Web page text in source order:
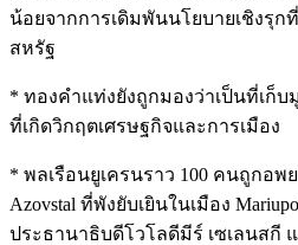
น้อยจากการเดิมพันนโยบายเชิงรุก
สหรัฐ
* ทองคำแท่งยังถูกมองว่าเป็นที่เก็
ที่เกิดวิกฤตเศรษฐกิจและการเมือง
* พลเรือนยูเครนราว 100 คนถูกอพ
Azovstal ที่พังยับเยินในเมือง
ประธานาธิบดีโวโลดีมีร์ เซเลนสกี